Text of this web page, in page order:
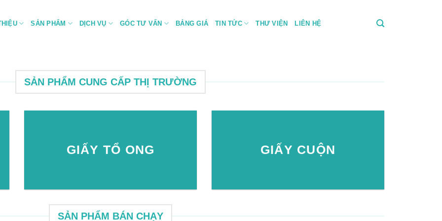
SẢN PHẨM DỊCH VỤ GÓC TƯ VẤN BẢNG GIÁ TIN TỨC THƯ VIỆN LIÊN HỆ
SẢN PHẨM CUNG CẤP THỊ TRƯỜNG
GIẤY TỔ ONG GIẤY CUỘN
SẢN PHẨM BÁN CHẠY